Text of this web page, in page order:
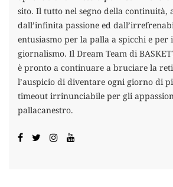
sito. Il tutto nel segno della continuità,
dall’infinita passione ed
entusiasmo per la palla a spicchi e per
giornalismo. Il Dream Team di
è pronto a continuare a bruciare la
l’auspicio di diventare ogni giorno di
timeout irrinunciabile per gli
pallacanestro.